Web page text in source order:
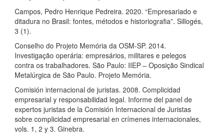
Campos, Pedro Henrique Pedreira. 2020. “Empresariado e
ditadura no Brasil: fontes, métodos e historiografia”. Sillogés,
3 (1).
Conselho do Projeto Memória da OSM-SP. 2014.
Investigação operária: empresários, militares e pelegos
contra os trabalhadores. São Paulo: IIEP – Oposição Sindical
Metalúrgica de São Paulo. Projeto Memória.
Comisión internacional de juristas. 2008. Complicidad
empresarial y responsabilidad legal. Informe del panel de
expertos juristas de la Comisión Internacional de Juristas
sobre complicidad empresarial en crímenes internacionales,
vols. 1, 2 y 3. Ginebra.